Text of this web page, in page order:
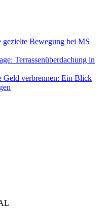
gezielte Bewegung bei MS
Terrassenüberdachung in
Geld verbrennen: Ein Blick